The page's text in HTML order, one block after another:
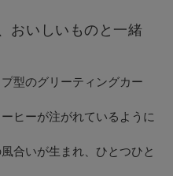
おいしいものと一緒
型のグリーティングカー
ヒーが注がれているように
合いが生まれ、ひとつひと